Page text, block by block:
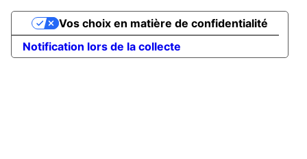
Notification lors de la collecte
Vos choix en matière de confidentialité